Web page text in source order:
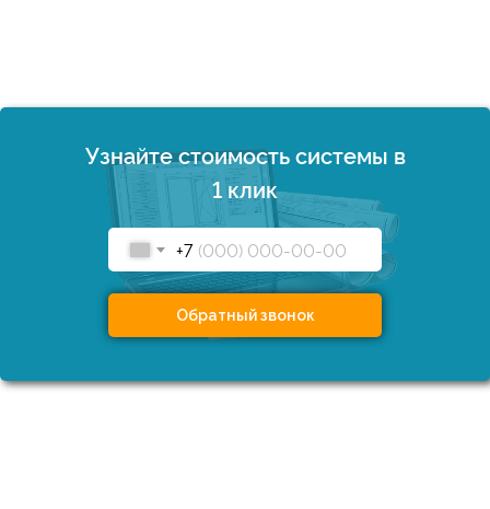
Узнайте стоимость системы в
1 клик
+7
Обратный звонок